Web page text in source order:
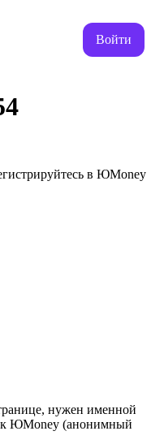
Войти
в ЮMoney
нужен именной
ЮMoney (анонимный